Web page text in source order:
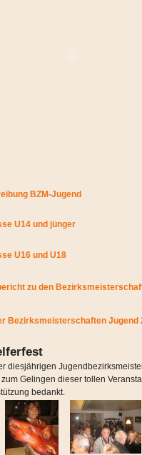
BZM-Jugend
U14 und jünger
U16 und U18
zu den
Bezirksmeisterschaften Jugend
diesjährigen
Gelingen dieser tollen
bedankt.